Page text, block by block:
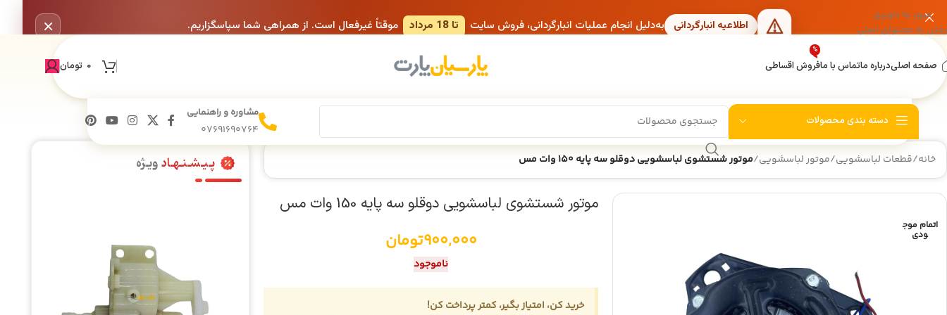
عبور به ناوبری
رفتن به محتوای اصلی
اطلاعیه انبارگردانی به‌دلیل انجام عملیات انبارگردانی، فروش سایت تا 18 مرداد موقتاً غیرفعال است. از همراهی شما سپاسگزاریم. ×
صفحه اصلیدرباره ماتماس با مافروش اقساطی
%
0 تومان
دسته بندی محصولات
مشاوره و راهنمایی
07691690764
خانه/قطعات لباسشویی/موتور لباسشویی/موتور شستشوی لباسشویی دوقلو سه پایه 150 وات مس
اتمام موج
ودی
موتور شستشوی لباسشویی دوقلو سه پایه 150 وات مس
900,000تومان
ناموجود
خرید کن، امتیاز بگیر، کمتر پرداخت کن!
پـیـشـنـهـادویـژه